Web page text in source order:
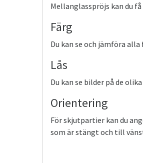
Mellanglasspröjs kan du
Färg
Du kan se och jämföra
Lås
Du kan se bilder på de
Orientering
För skjutpartier kan du
som är stängt och till